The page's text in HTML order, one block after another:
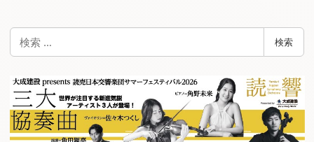
検
索
検索